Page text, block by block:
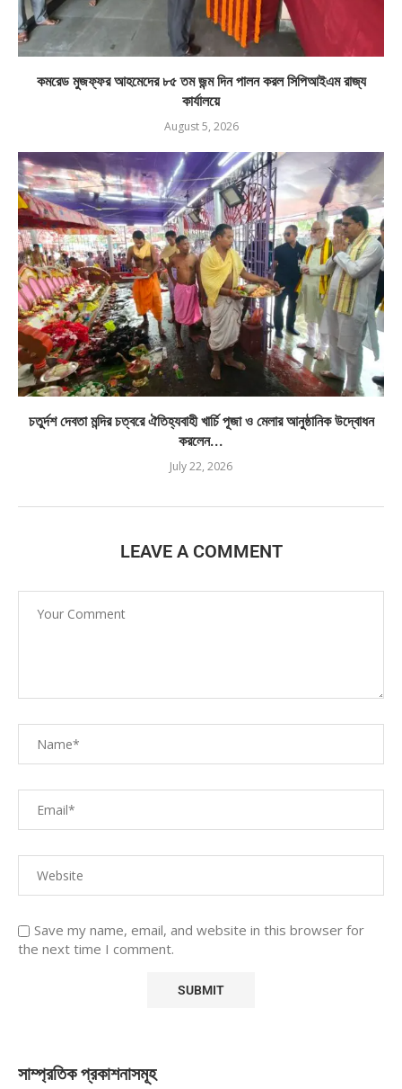
কমরেড মুজফ্ফর আহমেদের ৮৫ তম জন্ম দিন পালন করল সিপিআইএম রাজ্য
কার্যালয়ে
August 5, 2026
চতুর্দশ দেবতা মন্দির চত্বরে ঐতিহ্যবাহী খার্চি পূজা ও মেলার আনুষ্ঠানিক উদ্বোধন
করলেন...
July 22, 2026
LEAVE A COMMENT
Save my name, email, and website in this browser for
the next time I comment.
সাম্প্রতিক প্রকাশনাসমূহ